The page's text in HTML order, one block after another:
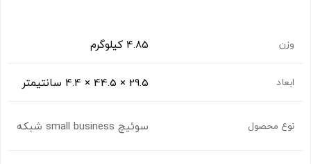
وزن 4.85 کیلوگرم
ابعاد 29.5 × 44.5 × 4.4 سانتیمتر
نوع محصول سوئیچ small business شبکه